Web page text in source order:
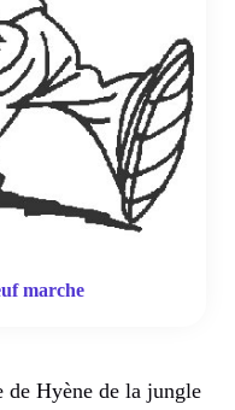
marche
de Hyène de la jungle